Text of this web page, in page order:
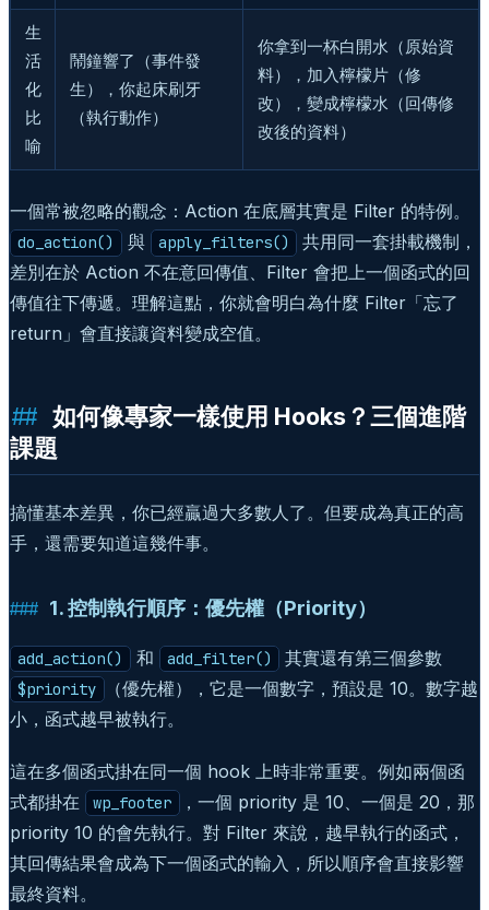
生
活
化
比
喻
鬧鐘響了（事件發
生），你起床刷牙
（執行動作）
你拿到一杯白開水（原始資
料），加入檸檬片（修
改），變成檸檬水（回傳修
改後的資料）
一個常被忽略的觀念：Action 在底層其實是 Filter 的特例。
do_action() 與 apply_filters()
共用同一套掛載機制，
差別在於 Action 不在意回傳值、Filter 會把上一個函式的回
傳值往下傳遞。理解這點，你就會明白為什麼 Filter「忘了
return」會直接讓資料變成空值。
如何像專家一樣使用 Hooks？三個進階
課題
搞懂基本差異，你已經贏過大多數人了。但要成為真正的高
手，還需要知道這幾件事。
1. 控制執行順序：優先權（Priority）
add_action() 和 add_filter() 其實還有第三個參數
$priority （優先權），它是一個數字，預設是 10。數字越
小，函式越早被執行。
這在多個函式掛在同一個 hook 上時非常重要。例如兩個函
式都掛在
wp_footer ，一個 priority 是 10、一個是 20，那
priority 10 的會先執行。對 Filter 來說，越早執行的函式，
其回傳結果會成為下一個函式的輸入，所以順序會直接影響
最終資料。